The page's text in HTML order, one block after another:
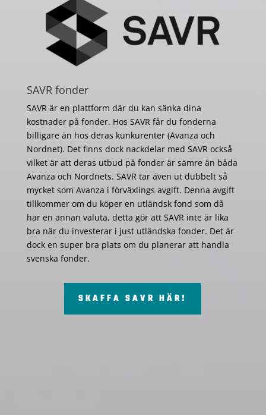
SAVR fonder
SAVR är en plattform där du kan sänka dina
kostnader på fonder. Hos SAVR får du fonderna
billigare än hos deras kunkurenter (Avanza och
Nordnet). Det finns dock nackdelar med SAVR också
vilket är att deras utbud på fonder är sämre än båda
Avanza och Nordnets. SAVR tar även ut dubbelt så
mycket som Avanza i förväxlings avgift. Denna avgift
tillkommer om du köper en utländsk fond som då
har en annan valuta, detta gör att SAVR inte är lika
bra när du investerar i just utländska fonder. Det är
dock en super bra plats om du planerar att handla
svenska fonder.
SKAFFA SAVR HÄR!